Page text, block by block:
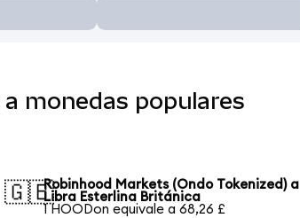
monedas populares
🇬🇧Robinhood Markets (Ondo Tokenized) a
Libra Esterlina Británica
1 HOODon equivale a 68,26 £